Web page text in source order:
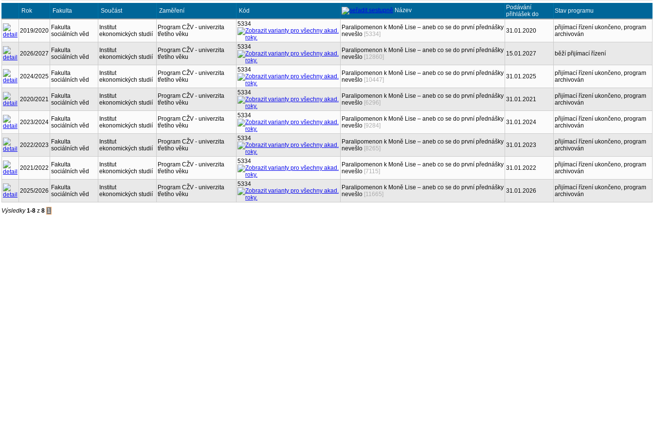
Rok Fakulta Součást Zaměření Kód Název
Podávání
přihlášek do
Stav programu
2019/2020 Fakulta
sociálních věd
Institut
ekonomických studií
Program CŽV - univerzita
třetího věku
5334
Paralipomenon k Moně Lise – aneb co se do první přednášky
nevešlo [5334] 31.01.2020
přijímací řízení ukončeno, program
archivován
2026/2027 Fakulta
sociálních věd
Institut
ekonomických studií
Program CŽV - univerzita
třetího věku
5334
Paralipomenon k Moně Lise – aneb co se do první přednášky
nevešlo [12860] 15.01.2027 běží přijímací řízení
2024/2025 Fakulta
sociálních věd
Institut
ekonomických studií
Program CŽV - univerzita
třetího věku
5334
Paralipomenon k Moně Lise – aneb co se do první přednášky
nevešlo [10447] 31.01.2025
přijímací řízení ukončeno, program
archivován
2020/2021 Fakulta
sociálních věd
Institut
ekonomických studií
Program CŽV - univerzita
třetího věku
5334
Paralipomenon k Moně Lise – aneb co se do první přednášky
nevešlo [6296] 31.01.2021
přijímací řízení ukončeno, program
archivován
2023/2024 Fakulta
sociálních věd
Institut
ekonomických studií
Program CŽV - univerzita
třetího věku
5334
Paralipomenon k Moně Lise – aneb co se do první přednášky
nevešlo [9284] 31.01.2024
přijímací řízení ukončeno, program
archivován
2022/2023 Fakulta
sociálních věd
Institut
ekonomických studií
Program CŽV - univerzita
třetího věku
5334
Paralipomenon k Moně Lise – aneb co se do první přednášky
nevešlo [8265] 31.01.2023
přijímací řízení ukončeno, program
archivován
2021/2022 Fakulta
sociálních věd
Institut
ekonomických studií
Program CŽV - univerzita
třetího věku
5334
Paralipomenon k Moně Lise – aneb co se do první přednášky
nevešlo [7115] 31.01.2022
přijímací řízení ukončeno, program
archivován
2025/2026 Fakulta
sociálních věd
Institut
ekonomických studií
Program CŽV - univerzita
třetího věku
5334
Paralipomenon k Moně Lise – aneb co se do první přednášky
nevešlo [11665] 31.01.2026
přijímací řízení ukončeno, program
archivován
Výsledky1-8 z 8 1